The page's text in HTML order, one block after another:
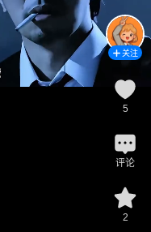
关注
5
评论
2